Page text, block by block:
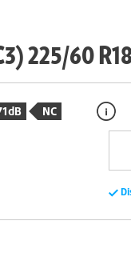
225/60
NC